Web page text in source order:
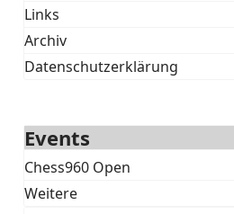
Links
Archiv
Datenschutzerklärung
Events
Chess960 Open
Weitere